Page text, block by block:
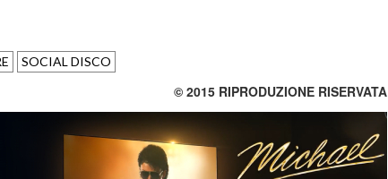
SOCIAL DISCO
© 2015 RIPRODUZIONE RISERVATA